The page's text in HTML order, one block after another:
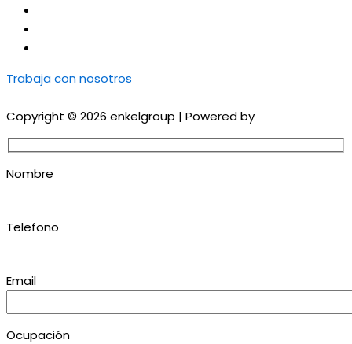
Trabaja con nosotros
Copyright © 2026 enkelgroup | Powered by
Nombre
Telefono
Email
Ocupación